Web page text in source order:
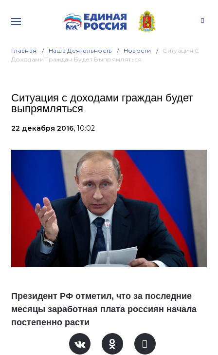
Главная Наша Деятельность Новости
Ситуация С
Доходами Граждан Будет Выпрямляться
Ситуация с доходами граждан будет
выпрямляться
22 декабря 2016, 10:02
Президент РФ отметил, что за последние
месяцы заработная плата россиян начала
постепенно расти